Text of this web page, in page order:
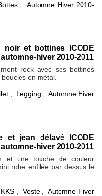
,Automne Hiver 2010-
noir et bottines ICODE
hiver 2010-2011
rock avec ses bottines
en métal.
, Legging , Automne Hiver
et jean délavé ICODE
hiver 2010-2011
et une touche de couleur
robe enfilée par dessus le
IKKS, Veste,Automne Hiver